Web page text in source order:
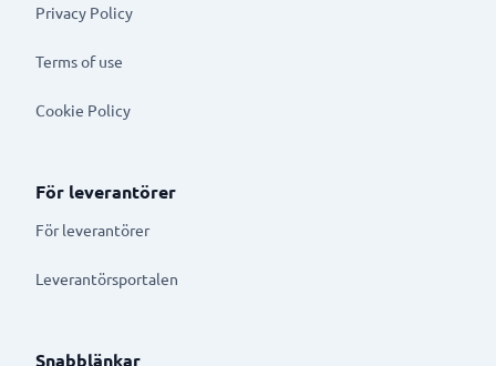
Privacy Policy
Terms of use
Cookie Policy
För leverantörer
För leverantörer
Leverantörsportalen
Snabblänkar